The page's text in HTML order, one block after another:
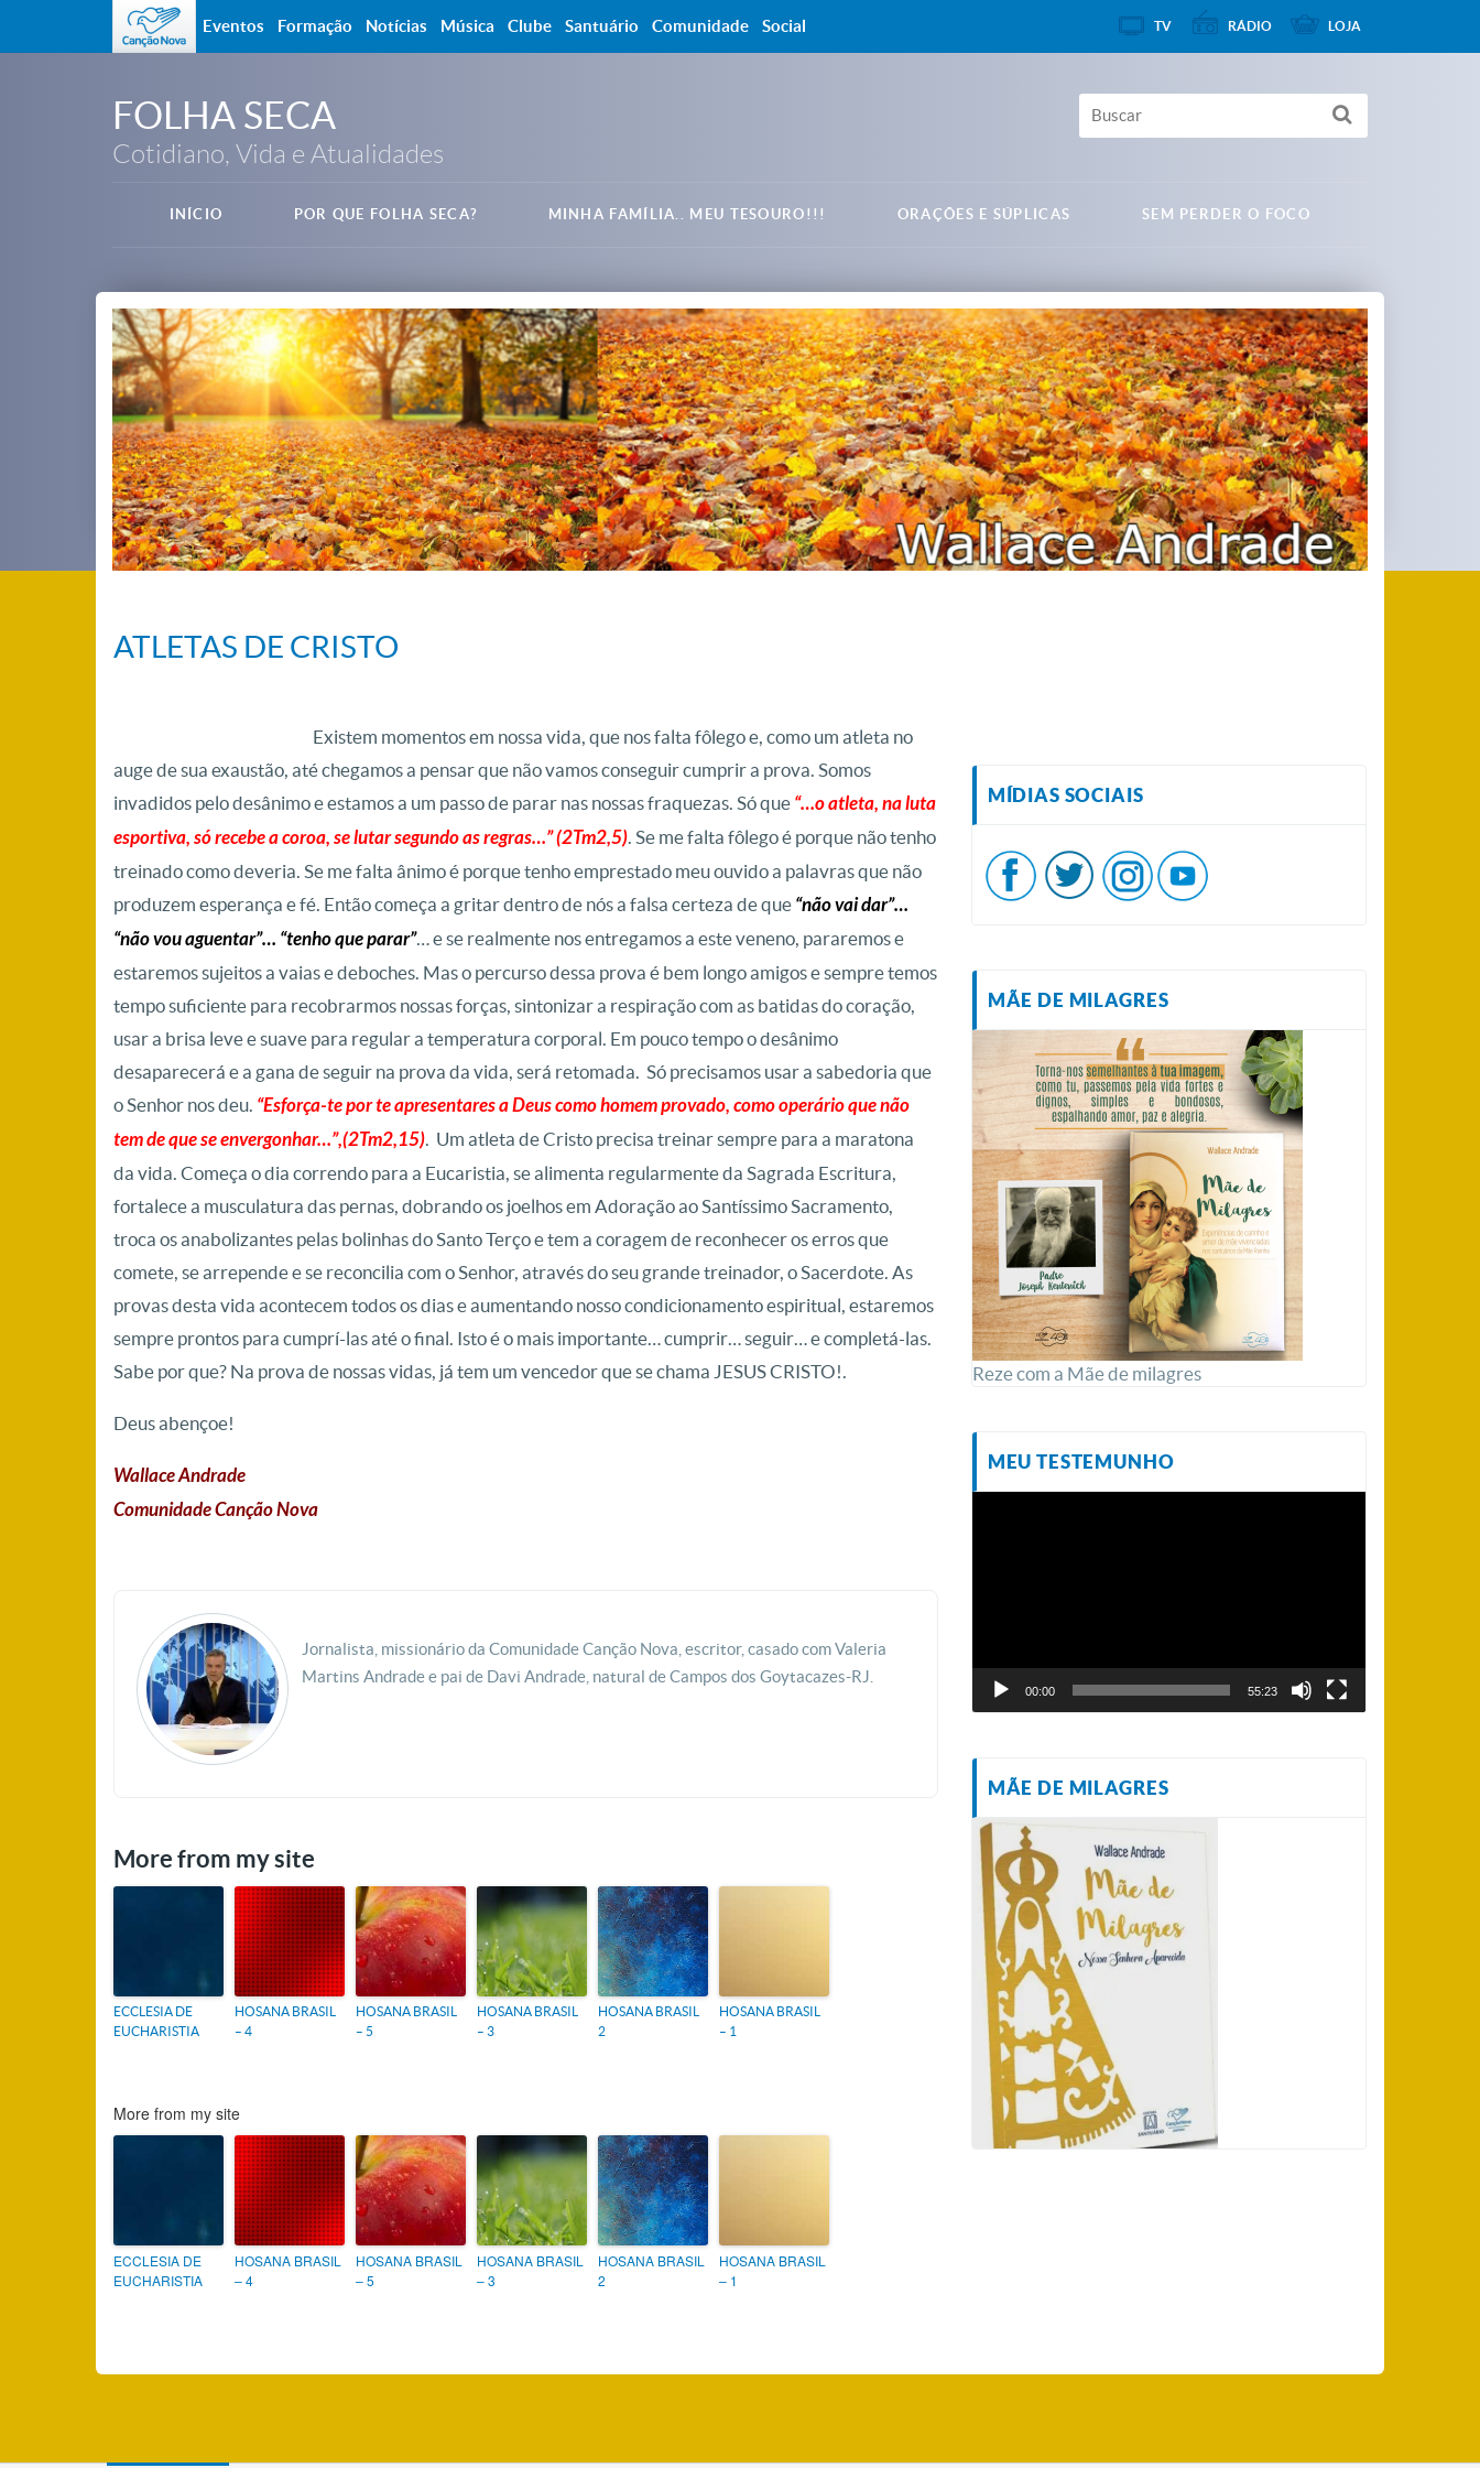
FOLHA SECA
Cotidiano, Vida e Atualidades
INÍCIO POR QUE FOLHA SECA? MINHA FAMÍLIA.. MEU TESOURO!!! ORAÇÕES E SÚPLICAS SEM PERDER O FOCO
ATLETAS DE CRISTO
Existem momentos em nossa vida, que nos falta fôlego e, como um atleta no
auge de sua exaustão, até chegamos a pensar que não vamos conseguir cumprir a prova. Somos
invadidos pelo desânimo e estamos a um passo de parar nas nossas fraquezas. Só que “…o atleta, na luta
esportiva, só recebe a coroa, se lutar segundo as regras…” (2Tm2,5) . Se me falta fôlego é porque não tenho
treinado como deveria. Se me falta ânimo é porque tenho emprestado meu ouvido a palavras que não
produzem esperança e fé. Então começa a gritar dentro de nós a falsa certeza de que “não vai dar”…
“não vou aguentar”… “tenho que parar”… e se realmente nos entregamos a este veneno, pararemos e
estaremos sujeitos a vaias e deboches. Mas o percurso dessa prova é bem longo amigos e sempre temos
tempo suficiente para recobrarmos nossas forças, sintonizar a respiração com as batidas do coração,
usar a brisa leve e suave para regular a temperatura corporal. Em pouco tempo o desânimo
desaparecerá e a gana de seguir na prova da vida, será retomada. Só precisamos usar a sabedoria que
o Senhor nos deu. “Esforça-te por te apresentares a Deus como homem provado, como operário que não
tem de que se envergonhar…”,(2Tm2,15) . Um atleta de Cristo precisa treinar sempre para a maratona
da vida. Começa o dia correndo para a Eucaristia, se alimenta regularmente da Sagrada Escritura,
fortalece a musculatura das pernas, dobrando os joelhos em Adoração ao Santíssimo Sacramento,
troca os anabolizantes pelas bolinhas do Santo Terço e tem a coragem de reconhecer os erros que
comete, se arrepende e se reconcilia com o Senhor, através do seu grande treinador, o Sacerdote. As
provas desta vida acontecem todos os dias e aumentando nosso condicionamento espiritual, estaremos
sempre prontos para cumprí-las até o final. Isto é o mais importante… cumprir… seguir… e completá-las.
Sabe por que? Na prova de nossas vidas, já tem um vencedor que se chama JESUS CRISTO!.
Deus abençoe!
Wallace Andrade
Comunidade Canção Nova
Jornalista, missionário da Comunidade Canção Nova, escritor, casado com Valeria
Martins Andrade e pai de Davi Andrade, natural de Campos dos Goytacazes-RJ.
More from my site
ECCLESIA DE
EUCHARISTIA
HOSANA BRASIL
– 4
HOSANA BRASIL
– 5
HOSANA BRASIL
– 3
HOSANA BRASIL
2
HOSANA BRASIL
– 1
More from my site
ECCLESIA DE
EUCHARISTIA
HOSANA BRASIL
– 4
HOSANA BRASIL
– 5
HOSANA BRASIL
– 3
HOSANA BRASIL
2
HOSANA BRASIL
– 1
MÍDIAS SOCIAIS
MÃE DE MILAGRES
Reze com a Mãe de milagres
MEU TESTEMUNHO
00:00 55:23
MÃE DE MILAGRES
Eventos Formação Notícias Música Clube Santuário Comunidade Social TV RÁDIO LOJA